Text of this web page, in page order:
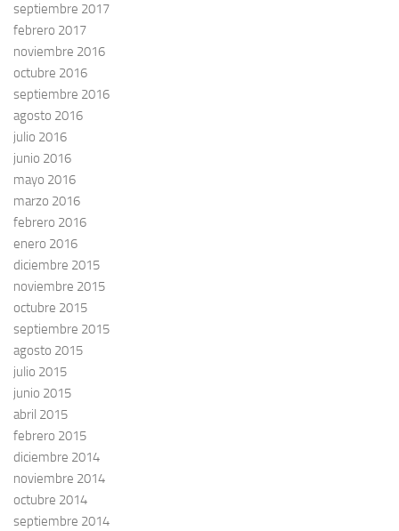
septiembre 2017
febrero 2017
noviembre 2016
octubre 2016
septiembre 2016
agosto 2016
julio 2016
junio 2016
mayo 2016
marzo 2016
febrero 2016
enero 2016
diciembre 2015
noviembre 2015
octubre 2015
septiembre 2015
agosto 2015
julio 2015
junio 2015
abril 2015
febrero 2015
diciembre 2014
noviembre 2014
octubre 2014
septiembre 2014